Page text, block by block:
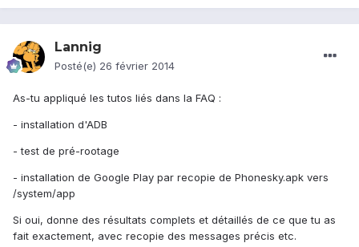
Lannig
Posté(e) 26 février 2014
As-tu appliqué les tutos liés dans la FAQ :
- installation d'ADB
- test de pré-rootage
- installation de Google Play par recopie de Phonesky.apk vers
/system/app
Si oui, donne des résultats complets et détaillés de ce que tu as
fait exactement, avec recopie des messages précis etc.